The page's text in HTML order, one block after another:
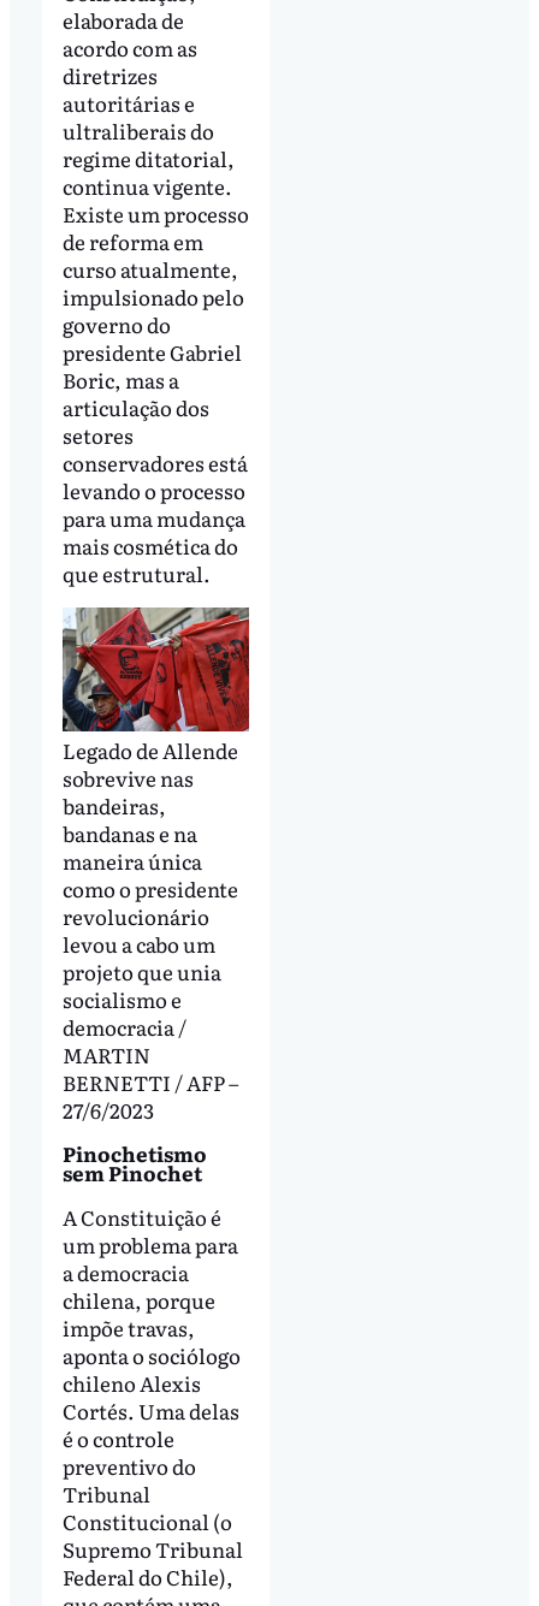
elaborada de
acordo com as
diretrizes
autoritárias e
ultraliberais do
regime ditatorial,
continua vigente.
Existe um processo
de reforma em
curso atualmente,
impulsionado pelo
governo do
presidente Gabriel
Boric, mas a
articulação dos
setores
conservadores está
levando o processo
para uma mudança
mais cosmética do
que estrutural.
Legado de Allende
sobrevive nas
bandeiras,
bandanas e na
maneira única
como o presidente
revolucionário
levou a cabo um
projeto que unia
socialismo e
democracia /
MARTIN
BERNETTI / AFP –
27/6/2023
Pinochetismo
sem Pinochet
A Constituição é
um problema para
a democracia
chilena, porque
impõe travas,
aponta o sociólogo
chileno Alexis
Cortés. Uma delas
é o controle
preventivo do
Tribunal
Constitucional (o
Supremo Tribunal
Federal do Chile),